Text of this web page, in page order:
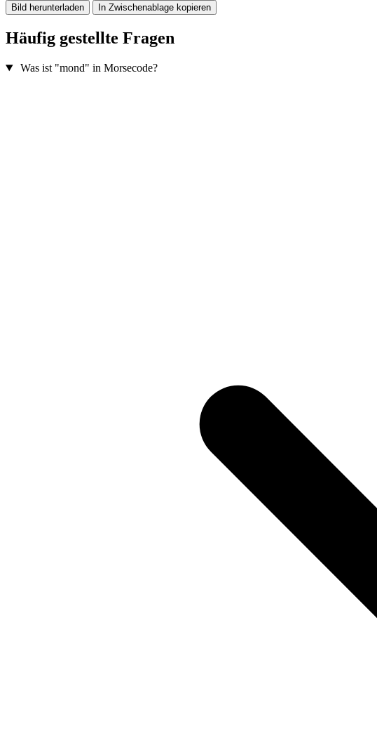
Bild herunterladen In Zwischenablage kopieren
Häufig gestellte Fragen
Was ist "mond" in Morsecode?